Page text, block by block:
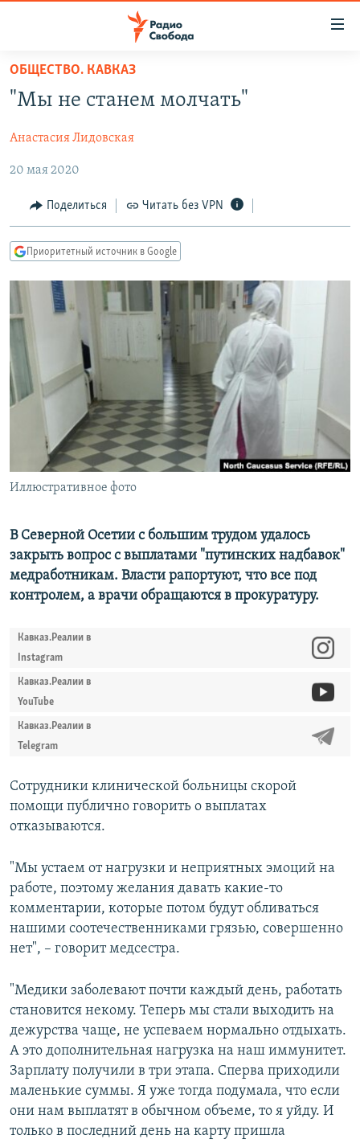
упрощенного
доступа
содержанию
Вернутся
главной
навигации
Вернутся
поиску
ПРОГРАММЫ
АВТОРСКИЕ ПРОЕКТЫ
ЦИТАТЫ СВОБОДЫ
МНЕНИЯ
КУЛЬТУРА
IDEL.РЕАЛИИ
КАВКАЗ.РЕАЛИИ
СЕВЕР.РЕАЛИИ
СИБИРЬ.РЕАЛИИ
РАСПИСАНИЕ ВЕЩАНИЯ
ПОДПИШИТЕСЬ НА РАССЫЛКУ
СОЦИАЛЬНЫЕ СЕТИ
Все сайты РСЕ/РС
ОБЩЕСТВО. КАВКАЗ
"Мы не станем молчать"
Анастасия Лидовская
20 мая 2020
Поделиться Читать без VPN
Приоритетный источник в Google
Иллюстративное фото
В Северной Осетии с большим трудом удалось
закрыть вопрос с выплатами "путинских надбавок"
медработникам. Власти рапортуют, что все под
контролем, а врачи обращаются в прокуратуру.
Кавказ.Реалии в
Instagram
Кавказ.Реалии в
YouTube
Кавказ.Реалии в
Telegram
Сотрудники клинической больницы скорой
помощи публично говорить о выплатах
отказываются.
"Мы устаем от нагрузки и неприятных эмоций на
работе, поэтому желания давать какие-то
комментарии, которые потом будут обливаться
нашими соотечественниками грязью, совершенно
нет", – говорит медсестра.
"Медики заболевают почти каждый день, работать
становится некому. Теперь мы стали выходить на
дежурства чаще, не успеваем нормально отдыхать.
А это дополнительная нагрузка на наш иммунитет.
Зарплату получили в три этапа. Сперва приходили
маленькие суммы. Я уже тогда подумала, что если
они нам выплатят в обычном объеме, то я уйду. И
только в последний день на карту пришла